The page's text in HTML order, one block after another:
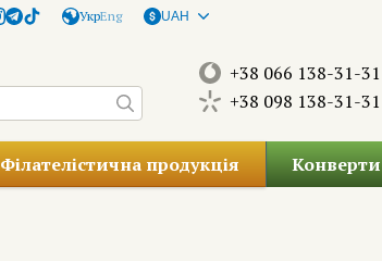
УкрEng UAH
+38 066 138-31-31
+38 098 138-31-31
Філателістична продукція Конверти